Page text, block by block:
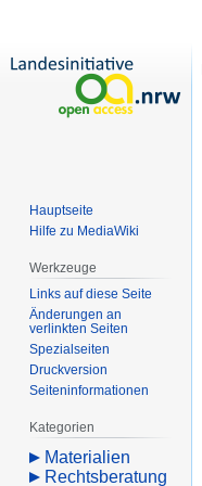
Hauptseite
Hilfe zu MediaWiki
Werkzeuge
Links auf diese Seite
Änderungen an
verlinkten Seiten
Spezialseiten
Druckversion
Seiten­­informationen
Kategorien
Materialien
Rechtsberatung